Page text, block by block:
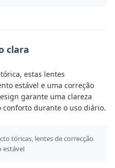
clara
estas lentes
estável e uma correção
garante uma clareza
durante o uso diário.
tóricas, lentes de correcção
estável